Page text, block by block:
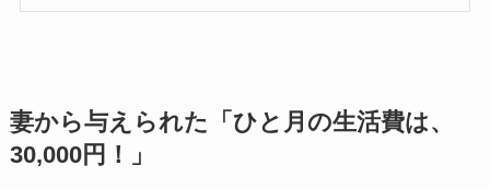
妻から与えられた「ひと月の生活費は、
30,000円！」